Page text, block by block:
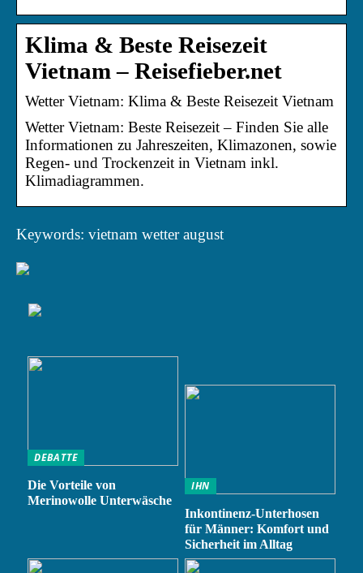
Klima & Beste Reisezeit
Vietnam – Reisefieber.net
Wetter Vietnam: Klima & Beste Reisezeit Vietnam
Wetter Vietnam: Beste Reisezeit – Finden Sie alle
Informationen zu Jahreszeiten, Klimazonen, sowie
Regen- und Trockenzeit in Vietnam inkl.
Klimadiagrammen.
Keywords: vietnam wetter august
DEBATTE
Die Vorteile von
Merinowolle Unterwäsche
IHN
Inkontinenz-Unterhosen
für Männer: Komfort und
Sicherheit im Alltag